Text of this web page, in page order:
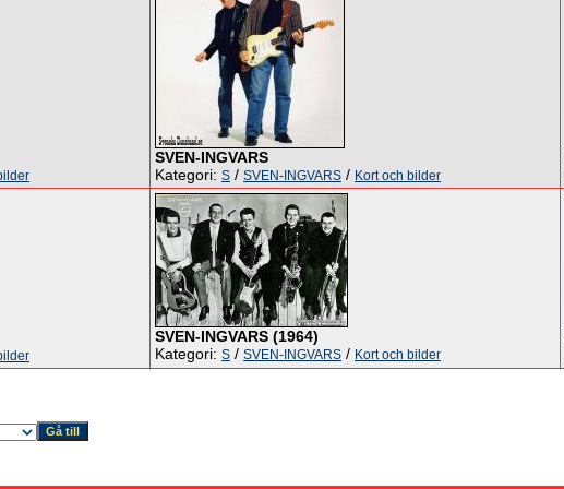
SVEN-INGVARS
Kategori: S / SVEN-INGVARS / Kort och bilder
SVEN-INGVARS (1964)
Kategori: S / SVEN-INGVARS / Kort och bilder